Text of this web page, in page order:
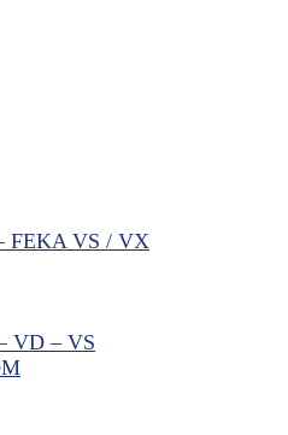
FEKA VS / VX
VD – VS